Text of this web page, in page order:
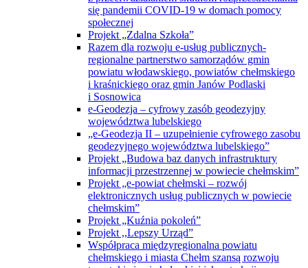
się pandemii COVID-19 w domach pomocy
społecznej
Projekt „Zdalna Szkoła”
Razem dla rozwoju e-usług publicznych-
regionalne partnerstwo samorządów gmin
powiatu włodawskiego, powiatów chełmskiego
i kraśnickiego oraz gmin Janów Podlaski
i Sosnowica
e-Geodezja – cyfrowy zasób geodezyjny
województwa lubelskiego
„e-Geodezja II – uzupełnienie cyfrowego zasobu
geodezyjnego województwa lubelskiego”
Projekt „Budowa baz danych infrastruktury
informacji przestrzennej w powiecie chełmskim”
Projekt „e-powiat chełmski – rozwój
elektronicznych usług publicznych w powiecie
chełmskim”
Projekt „Kuźnia pokoleń”
Projekt ,,Lepszy Urząd”
Współpraca międzyregionalna powiatu
chełmskiego i miasta Chełm szansą rozwoju